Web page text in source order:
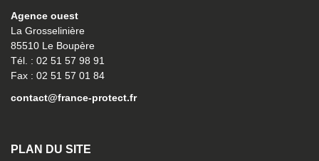
Agence ouest
La Grosselinière
85510 Le Boupère
Tél. : 02 51 57 98 91
Fax : 02 51 57 01 84
contact@france-protect.fr
PLAN DU SITE